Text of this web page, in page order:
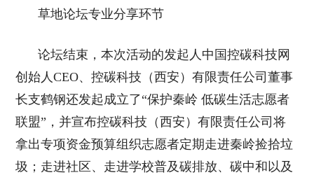
草地论坛专业分享环节
论坛结束，本次活动的发起人中国控碳科技网
创始人CEO、控碳科技（西安）有限责任公司董事
长支鹤钢还发起成立了“保护秦岭 低碳生活志愿者
联盟”，并宣布控碳科技（西安）有限责任公司将
拿出专项资金预算组织志愿者定期走进秦岭捡拾垃
圾；走进社区、走进学校普及碳排放、碳中和以及